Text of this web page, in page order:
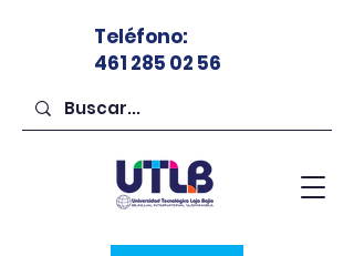
Teléfono:
461 285 02 56